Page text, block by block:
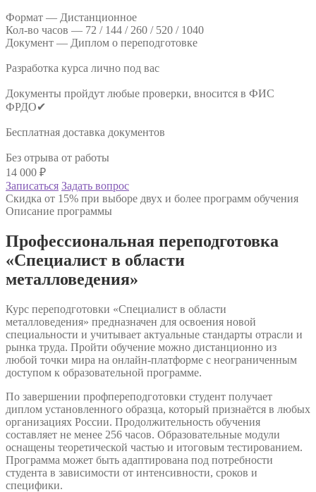
Формат — Дистанционное
Кол-во часов — 72 / 144 / 260 / 520 / 1040
Документ — Диплом о переподготовке
Разработка курса лично под вас
Документы пройдут любые проверки, вносится в ФИС
ФРДО✔
Бесплатная доставка документов
Без отрыва от работы
14 000 ₽
Записаться Задать вопрос
Скидка от 15% при выборе двух и более программ обучения
Описание программы
Профессиональная переподготовка
«Специалист в области
металловедения»
Курс переподготовки «Специалист в области
металловедения» предназначен для освоения новой
специальности и учитывает актуальные стандарты отрасли и
рынка труда. Пройти обучение можно дистанционно из
любой точки мира на онлайн-платформе с неограниченным
доступом к образовательной программе.
По завершении профпереподготовки студент получает
диплом установленного образца, который признаётся в любых
организациях России. Продолжительность обучения
составляет не менее 256 часов. Образовательные модули
оснащены теоретической частью и итоговым тестированием.
Программа может быть адаптирована под потребности
студента в зависимости от интенсивности, сроков и
специфики.